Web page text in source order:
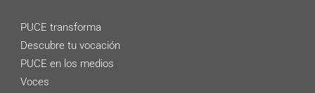
PUCE transforma
Descubre tu vocación
PUCE en los medios
Voces